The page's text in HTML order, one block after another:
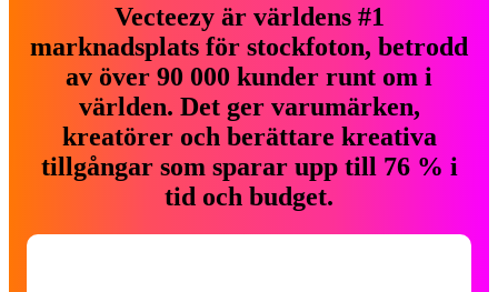
Vecteezy är världens #1
marknadsplats för stockfoton, betrodd
av över 90 000 kunder runt om i
världen. Det ger varumärken,
kreatörer och berättare kreativa
tillgångar som sparar upp till 76 % i
tid och budget.